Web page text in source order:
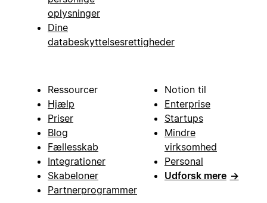
oplysninger
Dine
databeskyttelsesrettigheder
Ressourcer
Hjælp
Priser
Blog
Fællesskab
Integrationer
Skabeloner
Partnerprogrammer
Notion til
Enterprise
Startups
Mindre
virksomhed
Personal
Udforsk mere →